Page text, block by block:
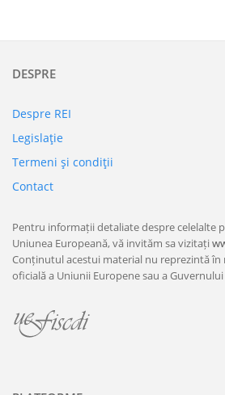
DESPRE
Despre REI
Legislaţie
Termeni şi condiţii
Contact
Pentru informații detaliate despre celelalte
Uniunea Europeană, vă invităm sa vizitați
Conținutul acestui material nu reprezintă
oficială a Uniunii Europene sau a